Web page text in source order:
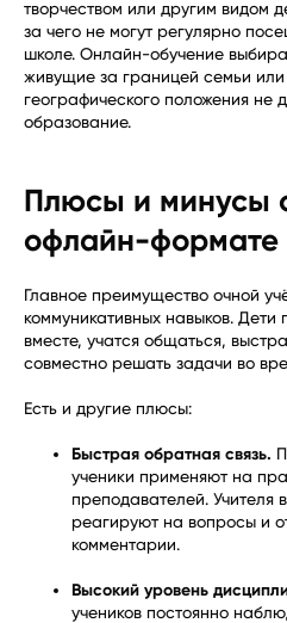
творчеством или другим видом
за чего не могут регулярно
школе. Онлайн-обучение
живущие за границей семьи
географического положения не
образование.
Плюсы и минусы
офлайн-формате
Главное преимущество очной
коммуникативных навыков. Дети
вместе, учатся общаться,
совместно решать задачи во
Есть и другие плюсы:
Быстрая обратная связь.
ученики применяют на
преподавателей. Учителя
реагируют на вопросы и
комментарии.
Высокий уровень
учеников постоянно